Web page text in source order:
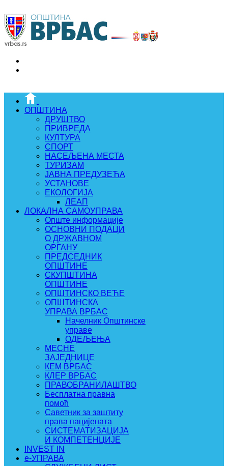
ОПШТИНА
ДРУШТВО
ПРИВРЕДА
КУЛТУРА
СПОРТ
НАСЕЉЕНА МЕСТА
ТУРИЗАМ
ЈАВНА ПРЕДУЗЕЋА
УСТАНОВЕ
ЕКОЛОГИЈА
ЛЕАП
ЛОКАЛНА САМОУПРАВА
Опште информације
ОСНОВНИ ПОДАЦИ
О ДРЖАВНОМ
ОРГАНУ
ПРЕДСЕДНИК
ОПШТИНЕ
СКУПШТИНА
ОПШТИНЕ
ОПШТИНСКО ВЕЋЕ
ОПШТИНСКА
УПРАВА ВРБАС
Начелник Општинске
управе
ОДЕЉЕЊА
МЕСНЕ
ЗАЈЕДНИЦЕ
КЕМ ВРБАС
КЛЕР ВРБАС
ПРАВОБРАНИЛАШТВО
Бесплатна правна
помоћ
Саветник за заштиту
права пацијената
СИСТЕМАТИЗАЦИЈА
И КОМПЕТЕНЦИЈЕ
INVEST IN
e-УПРАВА